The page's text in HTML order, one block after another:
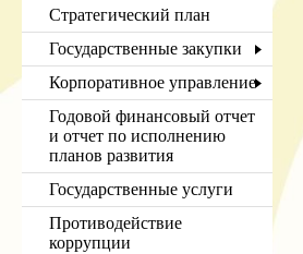
Стратегический план
Государственные закупки
Корпоративное управление
Годовой финансовый отчет
и отчет по исполнению
планов развития
Государственные услуги
Противодействие
коррупции